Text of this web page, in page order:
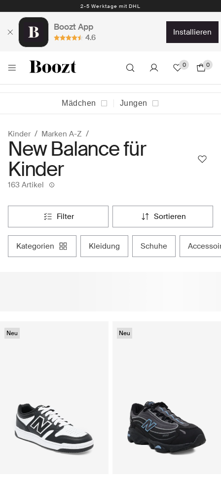
Kostenlose Rückgabe 30 Tage
Boozt App
4.6
installieren
0 0
Mädchen Jungen
Kinder Marken A-Z
New Balance für
Kinder
163 Artikel
filter sortieren
kategorien kleidung schuhe
Neu Neu